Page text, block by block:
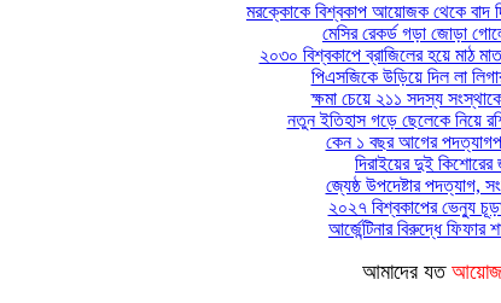
মরক্কোকে বিশ্বকাপ আয়োজক থেকে বাদ
মেসির রেকর্ড গড়া জোড়া
২০৩০ বিশ্বকাপে ব্রাজিলের হয়ে মাঠ
পিএসজিকে উড়িয়ে দিল লা
ক্ষমা চেয়ে ২১১ সদস্য
নতুন ইতিহাস গড়ে ছেলেকে নিয়ে
কেন ১ বছর আগের
দিরাইয়ের দুই
জ্যেষ্ঠ উপদেষ্টার পদত্যাগ,
২০২৭ বিশ্বকাপের ভেন্যু
আর্জেন্টিনার বিরুদ্ধে ফিফার
আমাদের যত